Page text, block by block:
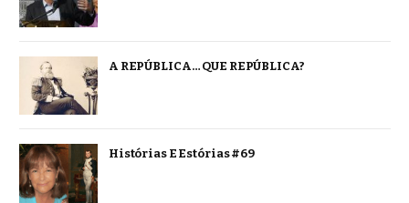
A REPÚBLICA… QUE REPÚBLICA?
Histórias E Estórias #69